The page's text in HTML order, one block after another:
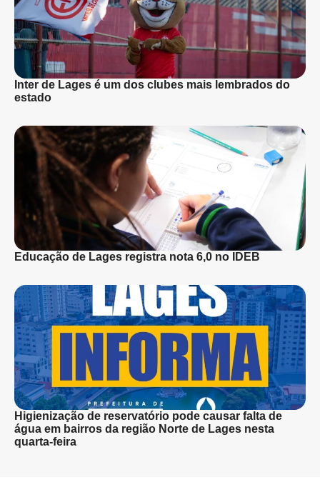
Inter de Lages é um dos clubes mais lembrados do
estado
Educação de Lages registra nota 6,0 no IDEB
Higienização de reservatório pode causar falta de
água em bairros da região Norte de Lages nesta
quarta-feira